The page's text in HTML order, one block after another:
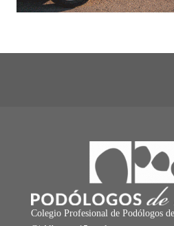
Colegio Profesional de Podólogos